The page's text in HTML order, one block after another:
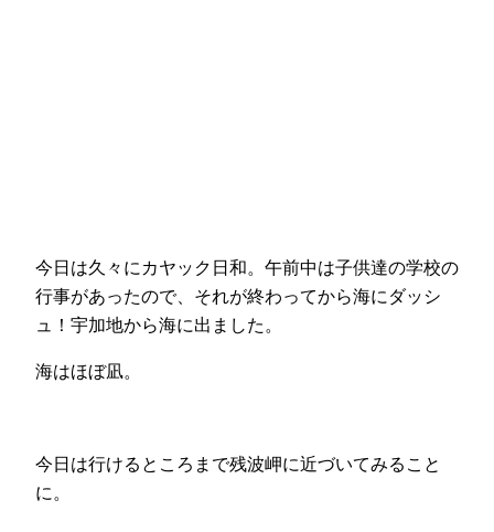
今日は久々にカヤック日和。午前中は子供達の学校の
行事があったので、それが終わってから海にダッシ
ュ！宇加地から海に出ました。
海はほぼ凪。
今日は行けるところまで残波岬に近づいてみること
に。